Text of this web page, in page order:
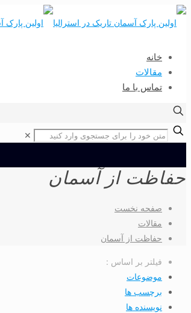
خانه
مقالات
تماس با ما
✕
حفاظت از آسمان
صفحه نخست
مقالات
حفاظت از آسمان
فیلتر بر اساس :
موضوعات
برچسب ها
نویسنده ها